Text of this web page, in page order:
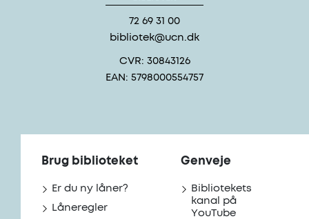
72 69 31 00
bibliotek@ucn.dk
CVR: 30843126
EAN: 5798000554757
Brug biblioteket
Er du ny låner?
Låneregler
Genveje
Bibliotekets
kanal på
YouTube